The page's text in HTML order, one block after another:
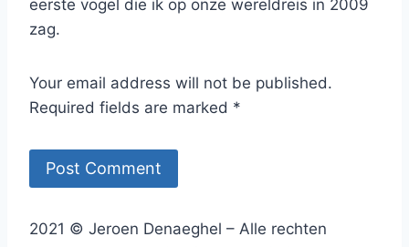
eerste vogel die ik op onze wereldreis in 2009
zag.
Your email address will not be published.
Required fields are marked *
2021 © Jeroen Denaeghel – Alle rechten